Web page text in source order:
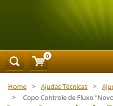
Home > Ajudas Técnicas >
>
Copo Controle de Fluxo
0